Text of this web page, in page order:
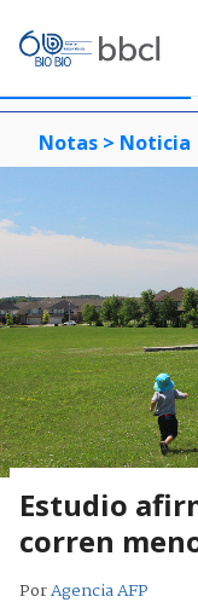
Notas > Noticia
Estudio
corren
PorAgencia AFP